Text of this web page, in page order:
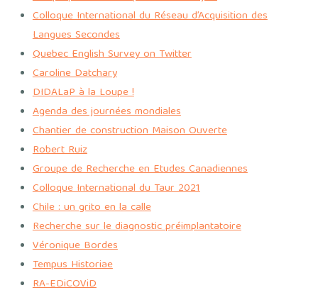
Colloque International du Réseau d’Acquisition des
Langues Secondes
Quebec English Survey on Twitter
Caroline Datchary
DIDALaP à la Loupe !
Agenda des journées mondiales
Chantier de construction Maison Ouverte
Robert Ruiz
Groupe de Recherche en Etudes Canadiennes
Colloque International du Taur 2021
Chile : un grito en la calle
Recherche sur le diagnostic préimplantatoire
Véronique Bordes
Tempus Historiae
RA-EDiCOViD